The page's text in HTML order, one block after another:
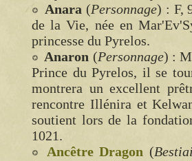
Anara (Personnage) : F,
de la Vie, née en
princesse du Pyrelos.
Anaron (Personnage) :
Prince du Pyrelos, il se
montrera un excellent
rencontre Illénira et
soutient lors de la
1021.
Ancêtre Dragon (